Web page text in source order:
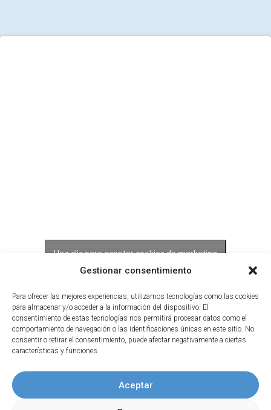
Gestionar consentimiento
Para ofrecer las mejores experiencias, utilizamos tecnologías como las cookies
para almacenar y/o acceder a la información del dispositivo. El
consentimiento de estas tecnologías nos permitirá procesar datos como el
comportamiento de navegación o las identificaciones únicas en este sitio. No
consentir o retirar el consentimiento, puede afectar negativamente a ciertas
características y funciones.
Aceptar
Haz clic para aceptar cookies de marketing
y permitir este contenido